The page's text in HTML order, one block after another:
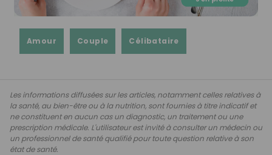
Amour Couple Célibataire
Les informations diffusées sur les articles, notamment celles relatives à
la santé, au bien-être ou à la nutrition, sont fournies à titre indicatif et
ne constituent en aucun cas un diagnostic, un traitement ou une
prescription médicale. L'utilisateur est invité à consulter un médecin ou
un professionnel de santé qualifié pour toute question relative à son
état de santé.